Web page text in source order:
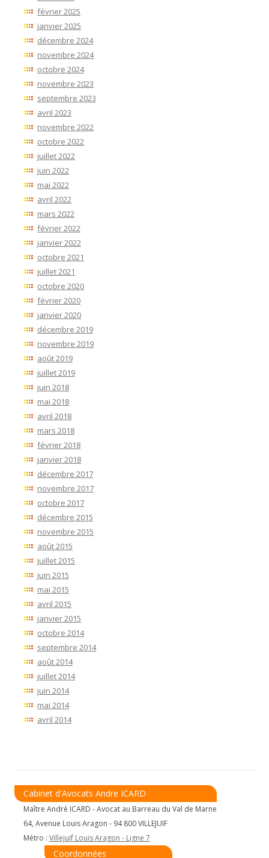
février 2025
janvier 2025
décembre 2024
novembre 2024
octobre 2024
novembre 2023
septembre 2023
avril 2023
novembre 2022
octobre 2022
juillet 2022
juin 2022
mai 2022
avril 2022
mars 2022
février 2022
janvier 2022
octobre 2021
juillet 2021
octobre 2020
février 2020
janvier 2020
décembre 2019
novembre 2019
août 2019
juillet 2019
juin 2018
mai 2018
avril 2018
mars 2018
février 2018
janvier 2018
décembre 2017
novembre 2017
octobre 2017
décembre 2015
novembre 2015
août 2015
juillet 2015
juin 2015
mai 2015
avril 2015
janvier 2015
octobre 2014
septembre 2014
août 2014
juillet 2014
juin 2014
mai 2014
avril 2014
Cabinet d'Avocats Andre ICARD
Maître André ICARD - Avocat au Barreau du Val de Marne
64, Avenue Louis Aragon - 94 800 VILLEJUIF
Métro : Villejuif Louis Aragon - Ligne 7
Coordonnées